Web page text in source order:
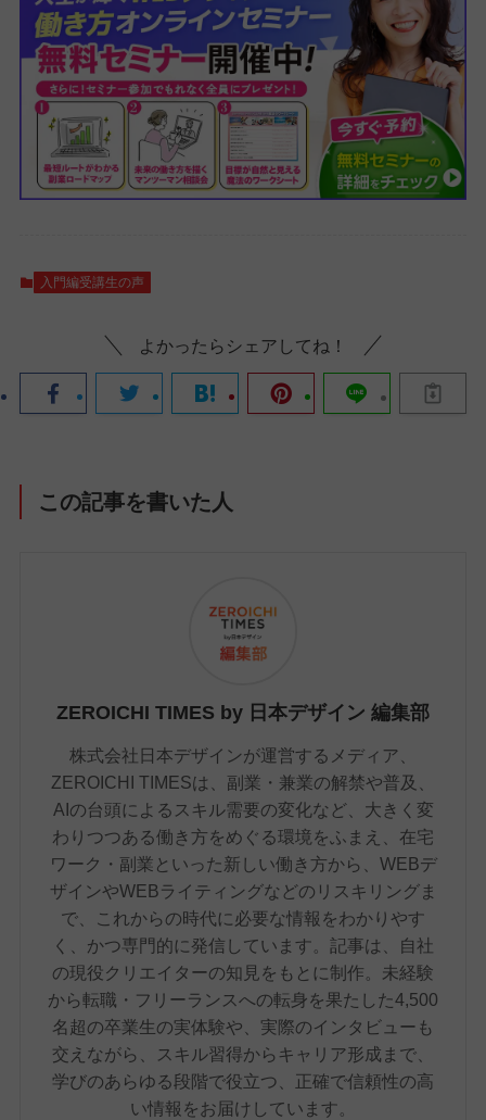
入門編受講生の声
よかったらシェアしてね！
この記事を書いた人
ZEROICHI TIMES by 日本デザイン 編集部
株式会社日本デザインが運営するメディア、
ZEROICHI TIMESは、副業・兼業の解禁や普及、
AIの台頭によるスキル需要の変化など、大きく変
わりつつある働き方をめぐる環境をふまえ、在宅
ワーク・副業といった新しい働き方から、WEBデ
ザインやWEBライティングなどのリスキリングま
で、これからの時代に必要な情報をわかりやす
く、かつ専門的に発信しています。記事は、自社
の現役クリエイターの知見をもとに制作。未経験
から転職・フリーランスへの転身を果たした4,500
名超の卒業生の実体験や、実際のインタビューも
交えながら、スキル習得からキャリア形成まで、
学びのあらゆる段階で役立つ、正確で信頼性の高
い情報をお届けしています。